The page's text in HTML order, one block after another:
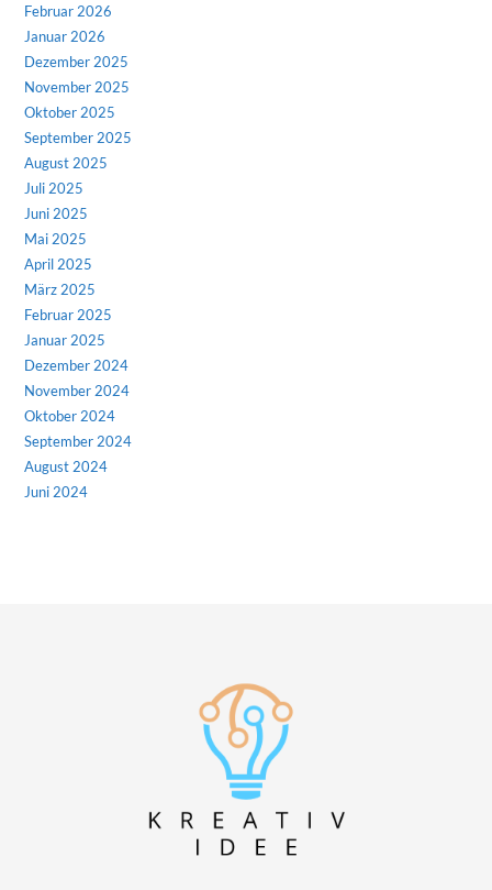
Februar 2026
Januar 2026
Dezember 2025
November 2025
Oktober 2025
September 2025
August 2025
Juli 2025
Juni 2025
Mai 2025
April 2025
März 2025
Februar 2025
Januar 2025
Dezember 2024
November 2024
Oktober 2024
September 2024
August 2024
Juni 2024